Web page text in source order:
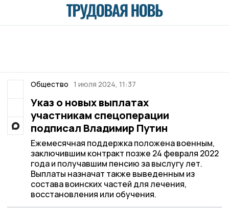
Общество 1 июля 2024, 11:37
Указ о новых выплатах
участникам спецоперации
подписал Владимир Путин
Ежемесячная поддержка положена военным,
заключившим контракт позже 24 февраля 2022
года и получавшим пенсию за выслугу лет.
Выплаты назначат также выведенным из
состава воинских частей для лечения,
восстановления или обучения.